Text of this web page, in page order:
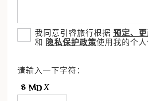
我同意引睿旅行根据 预定、
和
隐私保护政策使用我的个人
请输入一下字符：